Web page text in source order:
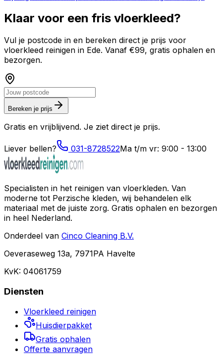
Klaar voor een fris vloerkleed?
Vul je postcode in en bereken direct je prijs voor
vloerkleed reinigen in Ede. Vanaf €99, gratis ophalen en
bezorgen.
Bereken je prijs
Gratis en vrijblijvend. Je ziet direct je prijs.
Liever bellen? 031-8728522Ma t/m vr: 9:00 - 13:00
Specialisten in het reinigen van vloerkleden. Van
moderne tot Perzische kleden, wij behandelen elk
materiaal met de juiste zorg. Gratis ophalen en bezorgen
in heel Nederland.
Onderdeel van Cinco Cleaning B.V.
Oeveraseweg 13a, 7971PA Havelte
KvK: 04061759
Diensten
Vloerkleed reinigen
Huisdierpakket
Gratis ophalen
Offerte aanvragen